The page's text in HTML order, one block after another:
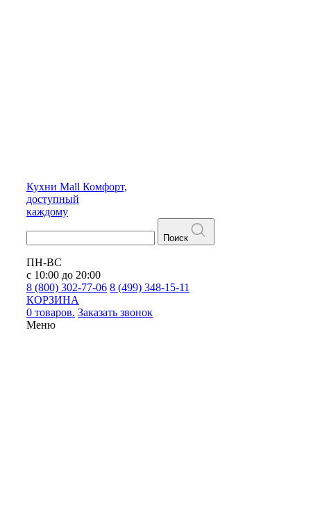
Кухни Mall Комфорт,
доступный
каждому
Поиск
ПН-ВС
с 10:00 до 20:00
8 (800) 302-77-06 8 (499) 348-15-11
КОРЗИНА
0 товаров. Заказать звонок
Меню